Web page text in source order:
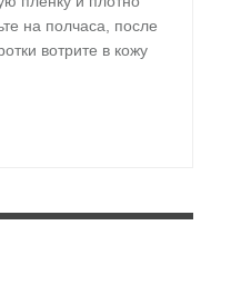
на полчаса, после
вотрите в кожу